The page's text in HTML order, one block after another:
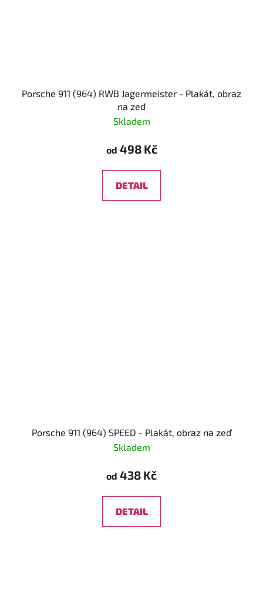
Porsche 911 (964) RWB Jagermeister - Plakát, obraz
na zeď
Skladem
od 498 Kč
DETAIL
Porsche 911 (964) SPEED - Plakát, obraz na zeď
Skladem
od 438 Kč
DETAIL